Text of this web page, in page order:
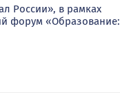
России», в рамках
форум «Образование: